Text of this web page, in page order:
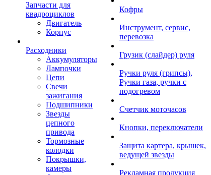
Запчасти для
квадроциклов
Двигатель
Корпус
Расходники
Аккумуляторы
Лампочки
Цепи
Свечи
зажигания
Подшипники
Звезды
цепного
привода
Тормозные
колодки
Покрышки,
камеры
Кофры
Инструмент, сервис,
перевозка
Грузик (слайдер) руля
Ручки руля (грипсы),
Ручки газа, ручки с
подогревом
Счетчик моточасов
Кнопки, переключатели
Защита картера, крышек,
ведущей звезды
Рекламная продукция